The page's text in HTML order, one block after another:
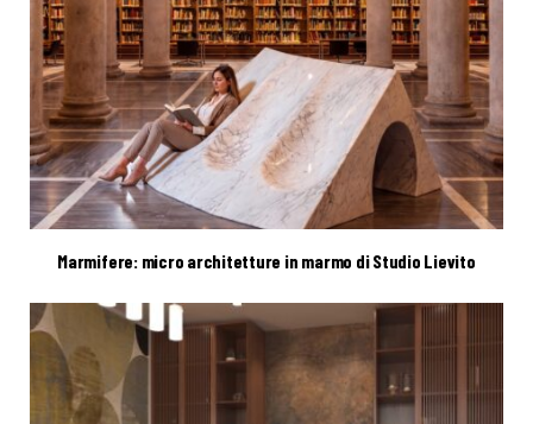
Marmifere: micro architetture in marmo di Studio Lievito